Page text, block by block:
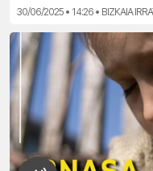
30/06/2025 • 14:26 • BIZKAIA